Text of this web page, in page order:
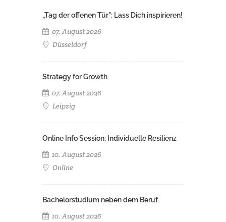
„Tag der offenen Tür": Lass Dich inspirieren!
07. August 2026
Düsseldorf
Strategy for Growth
07. August 2026
Leipzig
Online Info Session: Individuelle Resilienz
10. August 2026
Online
Bachelorstudium neben dem Beruf
10. August 2026